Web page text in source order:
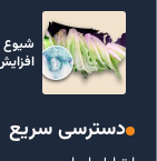
شیوع
دسترسی سریع